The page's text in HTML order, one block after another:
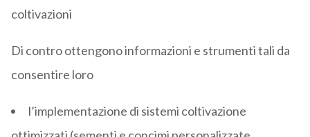
coltivazioni
Di contro ottengono informazioni e strumenti tali da
consentire loro
l’implementazione di sistemi coltivazione